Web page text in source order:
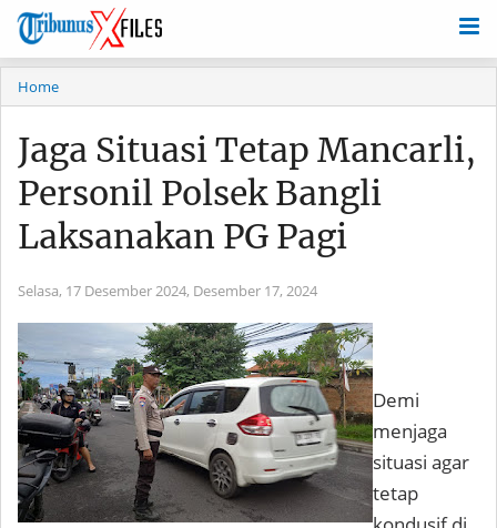
Home
Jaga Situasi Tetap Mancarli,
Personil Polsek Bangli
Laksanakan PG Pagi
Selasa, 17 Desember 2024, Desember 17, 2024
Demi
menjaga
situasi agar
tetap